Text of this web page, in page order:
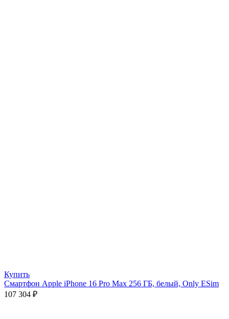
Купить
Смартфон Apple iPhone 16 Pro Max 256 ГБ, белый, Only ESim
107 304 ₽